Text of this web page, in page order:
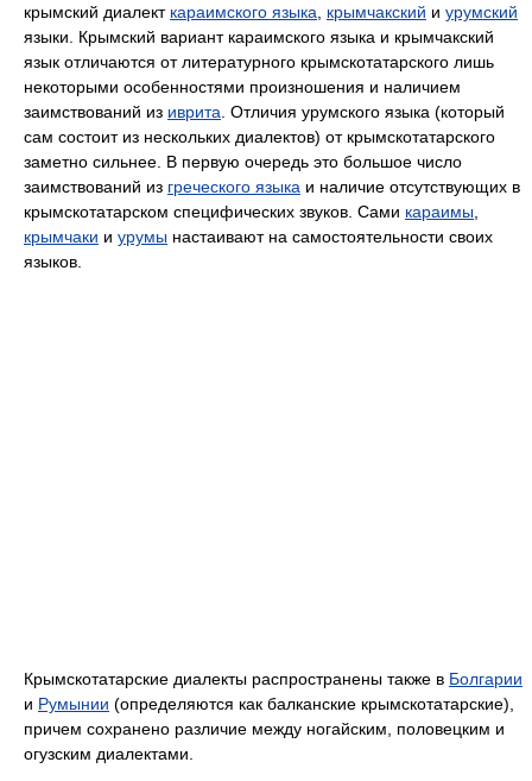
крымский диалект караимского языка крымчакский и урумский
языки. Крымский вариант караимского языка и крымчакский
язык отличаются от литературного крымскотатарского лишь
некоторыми особенностями произношения и наличием
заимствований из иврита . Отличия урумского языка (который
сам состоит из нескольких диалектов) от крымскотатарского
заметно сильнее. В первую очередь это большое число
заимствований из греческого языка и наличие отсутствующих в
крымскотатарском специфических звуков. Сами караимы
крымчаки и урумы настаивают на самостоятельности своих
языков.
Крымскотатарские диалекты распространены также в Болгарии
и Румынии (определяются как балканские крымскотатарские),
причем сохранено различие между ногайским, половецким и
огузским диалектами.